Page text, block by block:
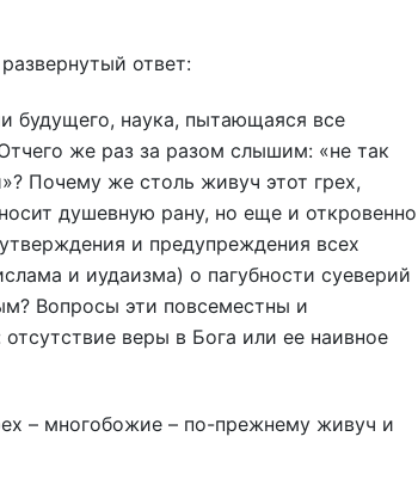
ответ:
будущего, наука, пытающаяся все
же раз за разом слышим: «не так
Почему же столь живуч этот грех,
душевную рану, но еще и откровенно
и предупреждения всех
и иудаизма) о пагубности суеверий
Вопросы эти повсеместны и
веры в Бога или ее наивное
– многобожие – по-прежнему живуч и